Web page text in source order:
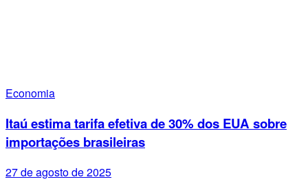
Economia
Itaú estima tarifa efetiva de 30% dos EUA sobre
importações brasileiras
27 de agosto de 2025